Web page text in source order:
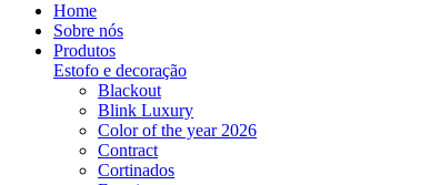
Home
Sobre nós
Produtos
Estofo e decoração
Blackout
Blink Luxury
Color of the year 2026
Contract
Cortinados